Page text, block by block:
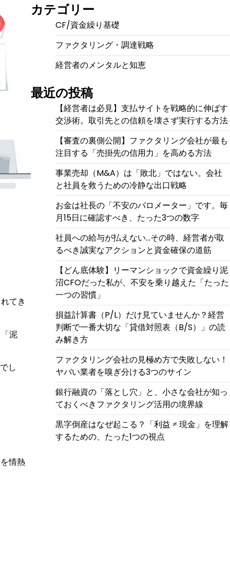
てき
泥
し
情熱
カテゴリー
CF/資金繰り基礎
ファクタリング・調達戦略
経営者のメンタルと知恵
最近の投稿
【経営者は必見】支払サイトを戦略的に伸ばす
交渉術。取引先との信頼を壊さず実行する方法
【審査の裏側公開】ファクタリング会社が最も
注目する「売掛先の信用力」を高める方法
事業売却（M&A）は「敗北」ではない。会社
と社員を救うための冷静な出口戦略
お金は社長の「不安のバロメーター」です。毎
月15日に確認すべき、たった3つの数字
社員への給与が払えない…その時、経営者が取
るべき誠実なアクションと資金確保の道筋
【どん底体験】リーマンショックで資金繰り泥
沼CFOだった私が、不安を乗り越えた「たった
一つの習慣」
損益計算書（P/L）だけ見ていませんか？経営
判断で一番大切な「貸借対照表（B/S）」の読
み解き方
ファクタリング会社の見極め方で失敗しない！
ヤバい業者を嗅ぎ分ける3つのサイン
銀行融資の「落とし穴」と、小さな会社が知っ
ておくべきファクタリング活用の境界線
黒字倒産はなぜ起こる？「利益 ≠ 現金」を理解
するための、たった1つの視点